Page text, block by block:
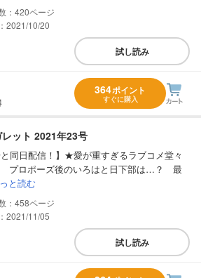
420
2021/10/20
試し読み
364ポイント
すぐに購入
レット 2021年23号
と同日配信！】★愛が重すぎるラブコメ堂々
プロポーズ後のいろはと日下部は…？ 最
と読む
458
2021/11/05
試し読み